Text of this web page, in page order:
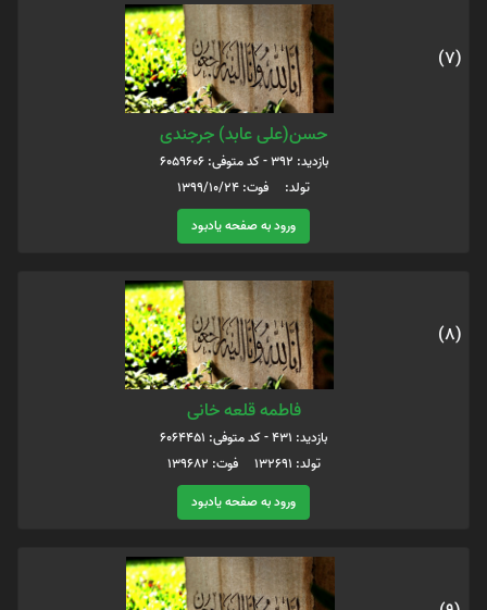
(7)
حسن(علی عابد) جرجندی
بازدید: 392 - کد متوفی: 6059606
تولد: فوت: 1399/10/24
ورود به صفحه یادبود
(8)
فاطمه قلعه خانی
بازدید: 431 - کد متوفی: 6064451
تولد: 132691 فوت: 139682
ورود به صفحه یادبود